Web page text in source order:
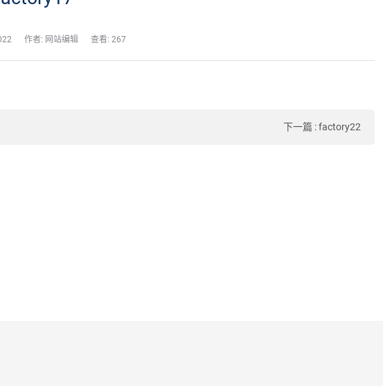
作者: 网站编辑 查看: 267
下一篇 :factory22